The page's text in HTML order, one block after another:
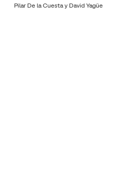
Pilar De la Cuesta y David Yagüe